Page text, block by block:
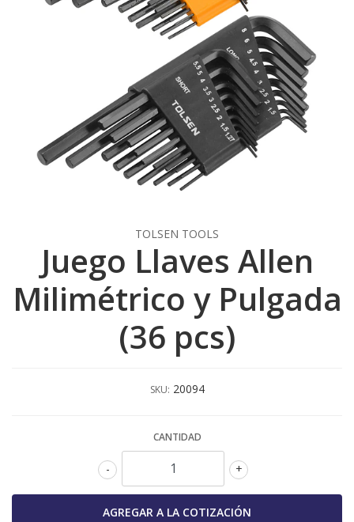
TOLSEN TOOLS
Juego Llaves Allen
Milimétrico y Pulgada
(36 pcs)
SKU: 20094
CANTIDAD
+
-